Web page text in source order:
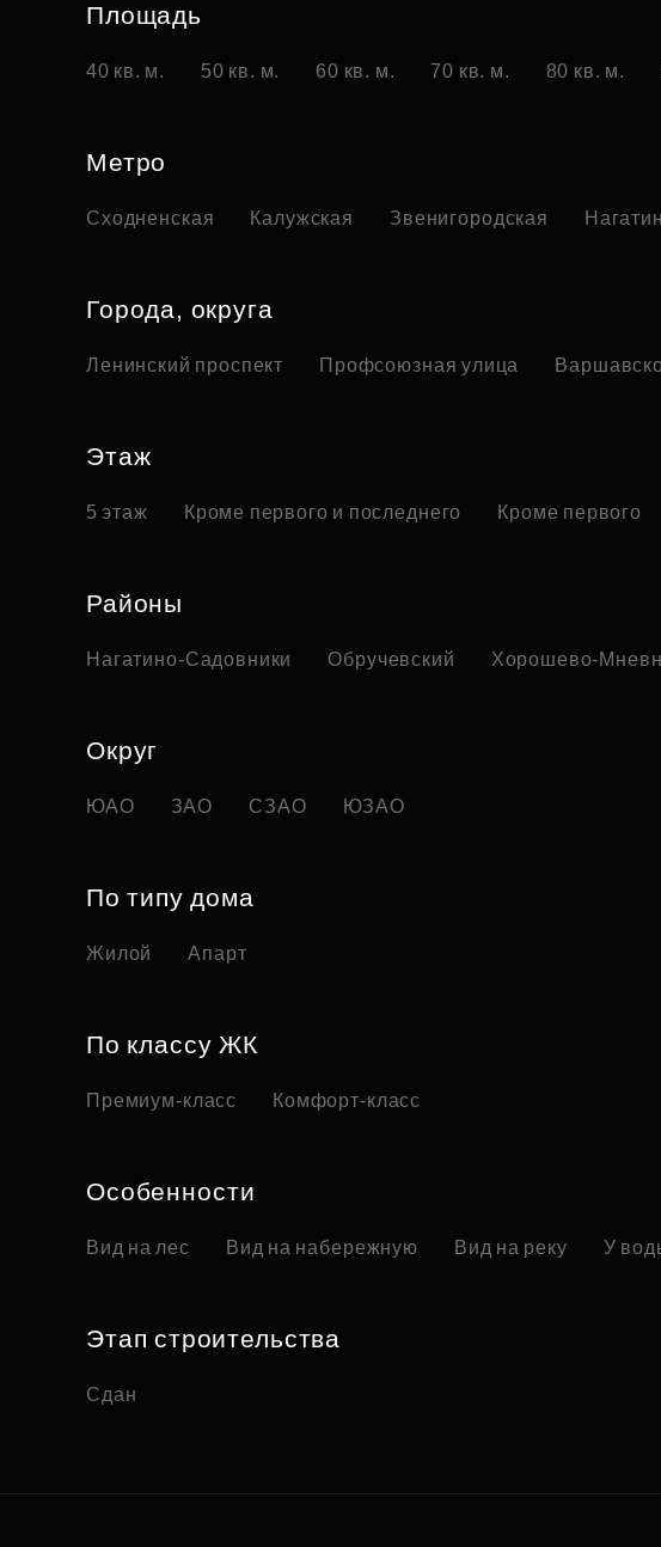
Площадь
40 кв. м. 50 кв. м. 60 кв. м. 70 кв. м. 80 кв. м.
Метро
Сходненская Калужская Звенигородская
Города, округа
Ленинский проспект Профсоюзная улица
Этаж
5 этаж Кроме первого и последнего Кроме первого
Районы
Нагатино-Садовники Обручевский Хорошево-
Округ
ЮАО ЗАО СЗАО ЮЗАО
По типу дома
Жилой Апарт
По классу ЖК
Премиум-класс Комфорт-класс
Особенности
Вид на лес Вид на набережную Вид на реку У
Этап строительства
Сдан